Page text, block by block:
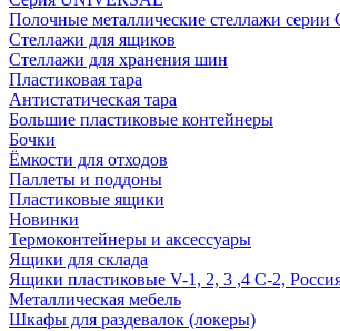
Полочные металлические стеллажи серии
Стеллажи для ящиков
Стеллажи для хранения шин
Пластиковая тара
Антистатическая тара
Большие пластиковые контейнеры
Бочки
Ёмкости для отходов
Паллеты и поддоны
Пластиковые ящики
Новинки
Термоконтейнеры и аксессуары
Ящики для склада
Ящики пластиковые V-1, 2, 3 ,4 С-2,
Металлическая мебель
Шкафы для раздевалок (локеры)